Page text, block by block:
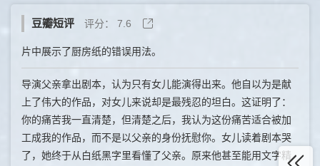
豆瓣短评 评分： 7.6
片中展示了厨房纸的错误用法。
导演父亲拿出剧本，认为只有女儿能演得出来。他自以为是献
上了伟大的作品，对女儿来说却是最残忍的坦白。这证明了：
你的痛苦我一直清楚，但清楚之后，我认为这份痛苦适合被加
工成我的作品，而不是以父亲的身份抚慰你。女儿读着剧本哭
了，她终于从白纸黑字里看懂了父亲。原来他甚至能用文字精